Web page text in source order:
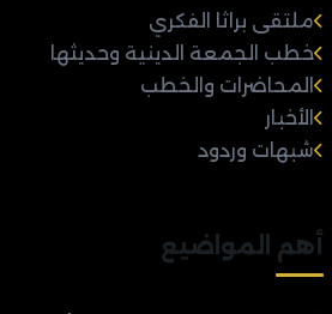
ملتقى براثا الفكري
خطب الجمعة الدينية وحديثها
المحاضرات والخطب
الأخبار
شبهات وردود
أهم المواضيع